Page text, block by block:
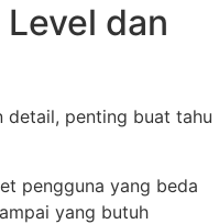
dan
detail, penting buat tahu
pengguna yang beda
yang butuh